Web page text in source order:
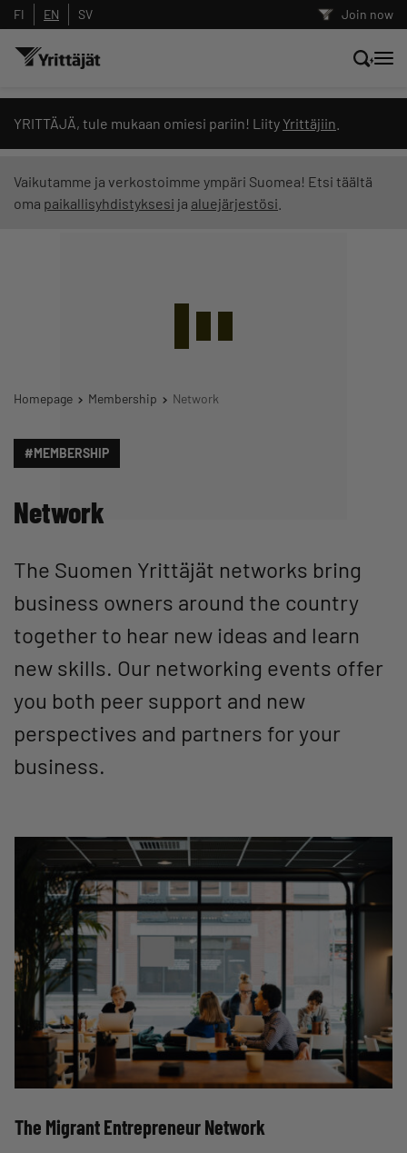
Join now
FI EN SV
YRITTÄJÄ, tule mukaan omiesi pariin! Liity Yrittäjiin
Vaikutamme ja verkostoimme ympäri Suomea! Etsi täältä
oma paikallisyhdistyksesi ja aluejärjestösi
Homepage Membership Network
#MEMBERSHIP
Network
The Suomen Yrittäjät networks bring
business owners around the country
together to hear new ideas and learn
new skills. Our networking events offer
you both peer support and new
perspectives and partners for your
business.
The Migrant Entrepreneur Network
Search news, content and training